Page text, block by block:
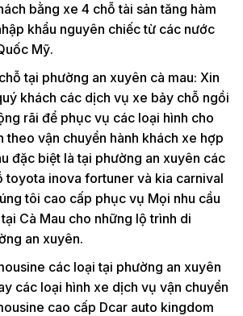
bằng xe 4 chỗ tài sản tăng hàm
khẩu nguyên chiếc từ các nước
Mỹ.
tại phường an xuyên cà mau: Xin
khách các dịch vụ xe bảy chỗ ngồi
rãi để phục vụ các loại hình cho
theo vận chuyển hành khách xe hợp
đặc biệt là tại phường an xuyên các
toyota inova fortuner và kia carnival
tôi cao cấp phục vụ Mọi nhu cầu
Cà Mau cho những lộ trình di
an xuyên.
các loại tại phường an xuyên
các loại hình xe dịch vụ vận chuyển
cao cấp Dcar auto kingdom